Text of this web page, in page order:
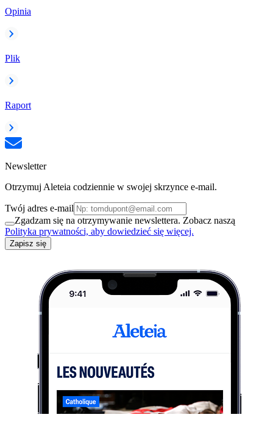
Opinia
Plik
Raport
Newsletter
Otrzymuj Aleteia codziennie w swojej skrzynce e-mail.
Twój adres e-mail
Zgadzam się na otrzymywanie newslettera. Zobacz naszą
Polityka prywatności, aby dowiedzieć się więcej.
Zapisz się